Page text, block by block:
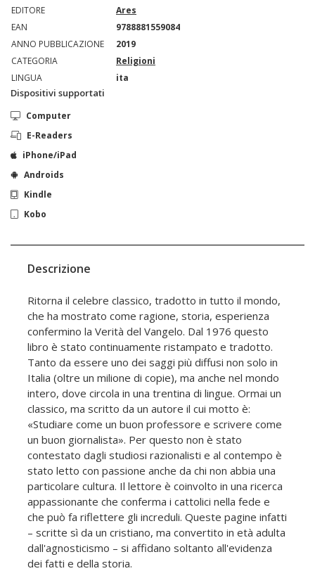
EDITORE
Ares
EAN
9788881559084
ANNO PUBBLICAZIONE
2019
CATEGORIA
Religioni
LINGUA
ita
Dispositivi supportati
Computer
E-Readers
iPhone/iPad
Androids
Kindle
Kobo
Descrizione
Ritorna il celebre classico, tradotto in tutto il mondo,
che ha mostrato come ragione, storia, esperienza
confermino la Verità del Vangelo. Dal 1976 questo
libro è stato continuamente ristampato e tradotto.
Tanto da essere uno dei saggi più diffusi non solo in
Italia (oltre un milione di copie), ma anche nel mondo
intero, dove circola in una trentina di lingue. Ormai un
classico, ma scritto da un autore il cui motto è:
«Studiare come un buon professore e scrivere come
un buon giornalista». Per questo non è stato
contestato dagli studiosi razionalisti e al contempo è
stato letto con passione anche da chi non abbia una
particolare cultura. Il lettore è coinvolto in una ricerca
appassionante che conferma i cattolici nella fede e
che può fa riflettere gli increduli. Queste pagine infatti
– scritte sì da un cristiano, ma convertito in età adulta
dall'agnosticismo – si affidano soltanto all'evidenza
dei fatti e della storia.